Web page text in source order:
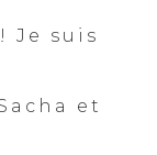
Je suis
et